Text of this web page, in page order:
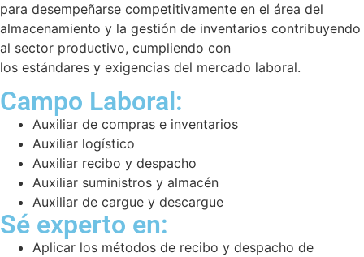
para desempeñarse competitivamente en el área del
almacenamiento y la gestión de inventarios contribuyendo
al sector productivo, cumpliendo con
los estándares y exigencias del mercado laboral.
Campo Laboral:
Auxiliar de compras e inventarios
Auxiliar logístico
Auxiliar recibo y despacho
Auxiliar suministros y almacén
Auxiliar de cargue y descargue
Sé experto en:
Aplicar los métodos de recibo y despacho de